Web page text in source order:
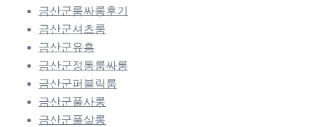
금산군룸싸롱후기
금산군셔츠룸
금산군유흥
금산군정통룸싸롱
금산군퍼블릭룸
금산군풀사롱
금산군풀살롱